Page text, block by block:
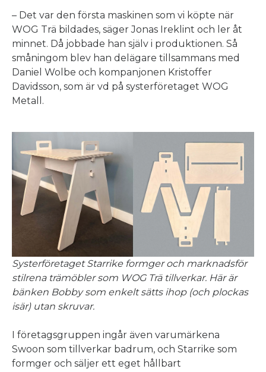
– Det var den första maskinen som vi köpte när
WOG Trä bildades, säger Jonas Ireklint och ler åt
minnet. Då jobbade han själv i produktionen. Så
småningom blev han delägare tillsammans med
Daniel Wolbe och kompanjonen Kristoffer
Davidsson, som är vd på systerföretaget WOG
Metall.
Systerföretaget Starrike formger och marknadsför
stilrena trämöbler som WOG Trä tillverkar. Här är
bänken Bobby som enkelt sätts ihop (och plockas
isär) utan skruvar.
I företagsgruppen ingår även varumärkena
Swoon som tillverkar badrum, och Starrike som
formger och säljer ett eget hållbart